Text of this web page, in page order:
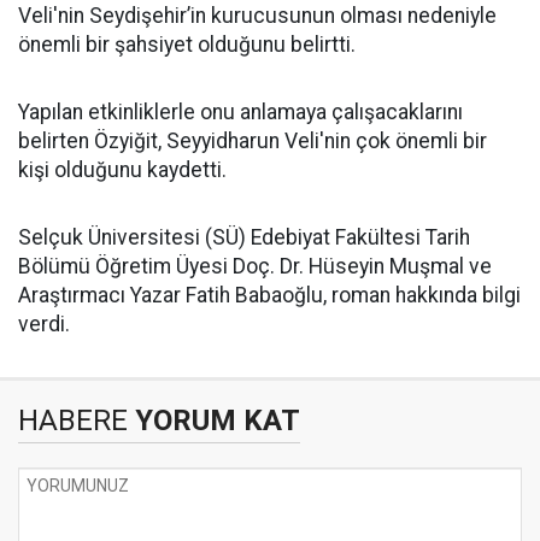
Veli'nin Seydişehir’in kurucusunun olması nedeniyle
önemli bir şahsiyet olduğunu belirtti.
Yapılan etkinliklerle onu anlamaya çalışacaklarını
belirten Özyiğit, Seyyidharun Veli'nin çok önemli bir
kişi olduğunu kaydetti.
Selçuk Üniversitesi (SÜ) Edebiyat Fakültesi Tarih
Bölümü Öğretim Üyesi Doç. Dr. Hüseyin Muşmal ve
Araştırmacı Yazar Fatih Babaoğlu, roman hakkında bilgi
verdi.
HABERE YORUM KAT